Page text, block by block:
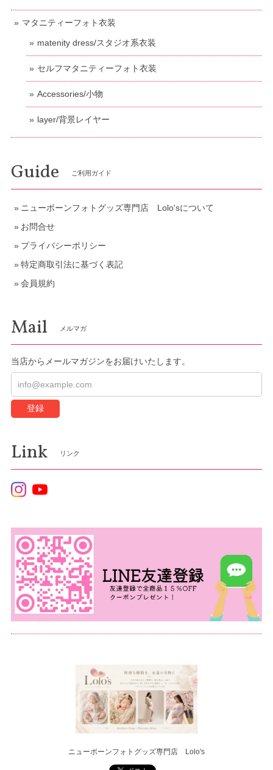
マタニティーフォト衣装
matenity dress/スタジオ系衣装
セルフマタニティーフォト衣装
Accessories/小物
layer/背景レイヤー
Guide ご利用ガイド
ニューボーンフォトグッズ専門店 Lolo'sについて
お問合せ
プライバシーポリシー
特定商取引法に基づく表記
会員規約
Mail メルマガ
当店からメールマガジンをお届けいたします。
登録
Link リンク
ニューボーンフォトグッズ専門店 Lolo's